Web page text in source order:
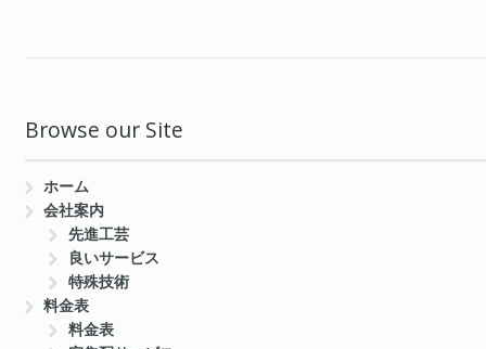
Browse our Site
ホーム
会社案内
先進工芸
良いサービス
特殊技術
料金表
料金表